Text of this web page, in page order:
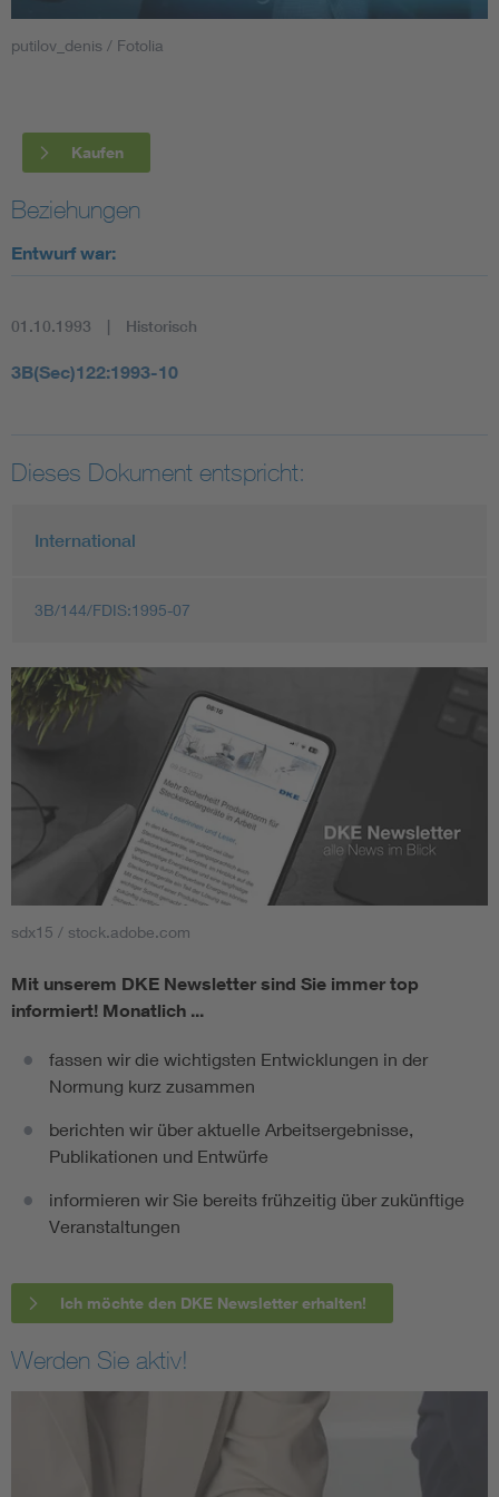
Smart Cities
Blitzschutz: DIN EN 62305 in der Übersicht
Circular Economy für mehr Ressourceneffizienz
putilov_denis / Fotolia
Kaufen
Beziehungen
Entwurf war:
01.10.1993 Historisch
3B(Sec)122:1993-10
Dieses Dokument entspricht:
International
3B/144/FDIS:1995-07
sdx15 / stock.adobe.com
Mit unserem DKE Newsletter sind Sie immer top
informiert! Monatlich ...
fassen wir die wichtigsten Entwicklungen in der
Normung kurz zusammen
berichten wir über aktuelle Arbeitsergebnisse,
Publikationen und Entwürfe
informieren wir Sie bereits frühzeitig über zukünftige
Veranstaltungen
Ich möchte den DKE Newsletter erhalten!
Werden Sie aktiv!